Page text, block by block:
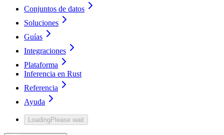
Conjuntos de datos
Soluciones
Guías
Integraciones
Plataforma
Inferencia en Rust
Referencia
Ayuda
LoadingPlease wait